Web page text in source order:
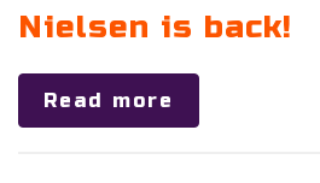
Nielsen is back!
Read more